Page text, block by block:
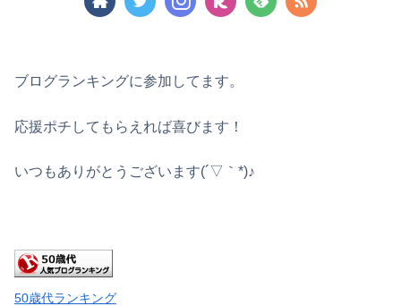
ブログランキングに参加してます。
応援ポチしてもらえれば喜びます！
いつもありがとうございます(´▽｀*)♪
50歳代ランキング